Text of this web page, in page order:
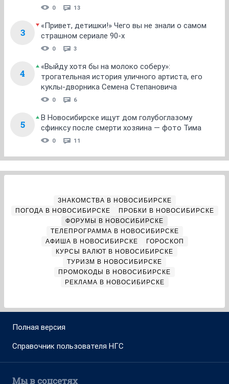
0 13
3
«Привет, детишки!» Чего вы не знали о самом
страшном сериале 90-х
0 3
4
«Выйду хотя бы на молоко соберу»:
трогательная история уличного артиста, его
куклы-дворника Семена Степановича
0 6
5
В Новосибирске ищут дом голубоглазому
сфинксу после смерти хозяина — фото Тима
0 11
ЗНАКОМСТВА В НОВОСИБИРСКЕ
ПОГОДА В НОВОСИБИРСКЕ
ПРОБКИ В НОВОСИБИРСКЕ
ФОРУМЫ В НОВОСИБИРСКЕ
ТЕЛЕПРОГРАММА В НОВОСИБИРСКЕ
АФИША В НОВОСИБИРСКЕ
ГОРОСКОП
КУРСЫ ВАЛЮТ В НОВОСИБИРСКЕ
ТУРИЗМ В НОВОСИБИРСКЕ
ПРОМОКОДЫ В НОВОСИБИРСКЕ
РЕКЛАМА В НОВОСИБИРСКЕ
Полная версия
Справочник пользователя НГС
Мы в соцсетях